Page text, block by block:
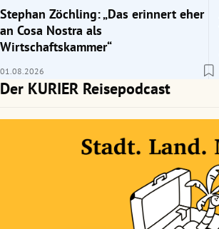
Untermenü
Untermenü
Untermenü
Stephan Zöchling: „Das erinnert eher
an Cosa Nostra als
Wirtschaftskammer“
01.08.2026
Der KURIER Reisepodcast